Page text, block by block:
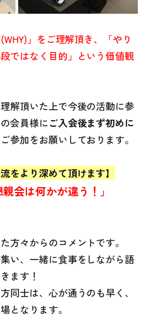
」をご理解頂き、「やり
ではなく目的」という価値観
解頂いた上で今後の活動に参
会員様にご入会後まず初めに
参加をお願いしております。
をより深めて頂けます】
会は何かが違う！」
方々からのコメントです。
い、一緒に食事をしながら語
ます！
同士は、心が通うのも早く、
となります。